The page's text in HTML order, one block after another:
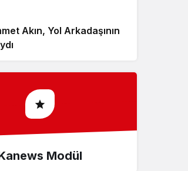
Akın, Yol Arkadaşının
Modül